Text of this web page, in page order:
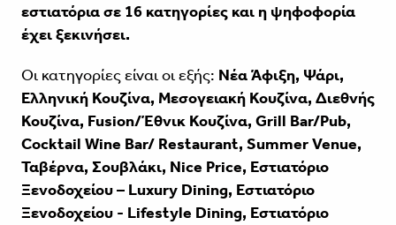
εστιατόρια σε 16 κατηγορίες και η ψηφοφορία
έχει ξεκινήσει.
Oι κατηγορίες είναι οι εξής: Νέα Άφιξη, Ψάρι,
Ελληνική Κουζίνα, Μεσογειακή Κουζίνα, Διεθνής
Κουζίνα, Fusion/Έθνικ Κουζίνα, Grill Bar/Pub,
Cocktail Wine Bar/ Restaurant, Summer Venue,
Ταβέρνα, Σουβλάκι, Nice Price, Εστιατόριο
Ξενοδοχείου – Luxury Dining, Εστιατόριο
Ξενοδοχείου - Lifestyle Dining, Εστιατόριο